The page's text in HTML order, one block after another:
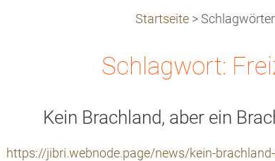
Startseite > Schlagwörter
Schlagwort:
Kein Brachland, aber ein
https://jibri.webnode.page/news/kein-